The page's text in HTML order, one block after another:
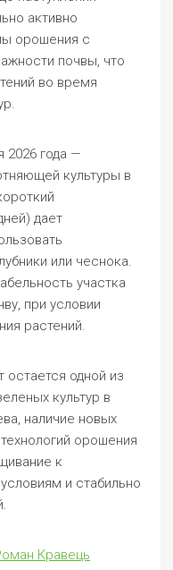
активно
орошения с
почвы, что
во время
2026 года —
культуры в
дает
или чеснока.
участка
при условии
растений.
остается одной из
культур в
наличие новых
орошения
к
и стабильно
Кравець